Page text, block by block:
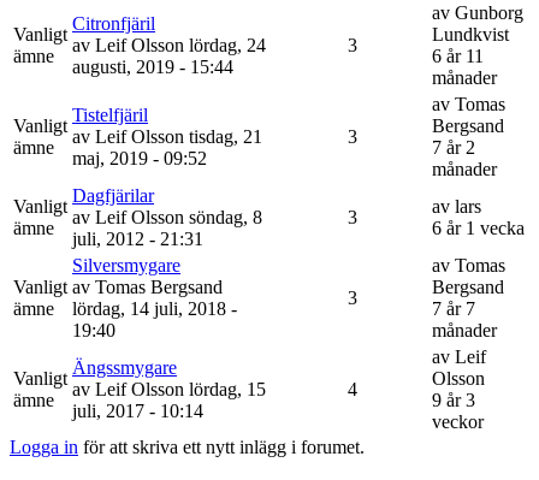
Vanligt
ämne
Citronfjäril
av Leif Olsson lördag, 24
augusti, 2019 - 15:44
3
av Gunborg
Lundkvist
6 år 11
månader
Vanligt
ämne
Tistelfjäril
av Leif Olsson tisdag, 21
maj, 2019 - 09:52
3
av Tomas
Bergsand
7 år 2
månader
Vanligt
ämne
Dagfjärilar
av Leif Olsson söndag, 8
juli, 2012 - 21:31
3
av lars
6 år 1 vecka
Vanligt
ämne
Silversmygare
av Tomas Bergsand
lördag, 14 juli, 2018 -
19:40
3
av Tomas
Bergsand
7 år 7
månader
Vanligt
ämne
Ängssmygare
av Leif Olsson lördag, 15
juli, 2017 - 10:14
4
av Leif
Olsson
9 år 3
veckor
Logga in för att skriva ett nytt inlägg i forumet.